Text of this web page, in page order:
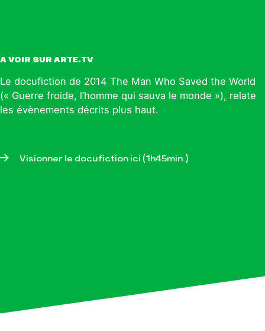
A VOIR SUR ARTE.TV
Le docufiction de 2014 The Man Who Saved the World
(« Guerre froide, l’homme qui sauva le monde »), relate
les évènements décrits plus haut.
Visionner le docufiction ici (1h45min.)